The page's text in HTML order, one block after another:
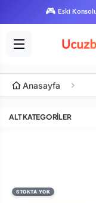
🎮 Eski
Anasayfa
ALT KATEGORILER
STOKTA YOK